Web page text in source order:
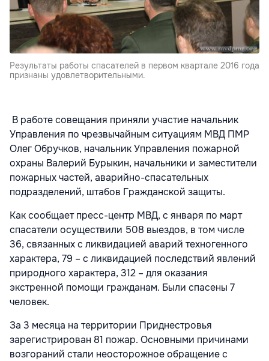
Результаты работы спасателей в первом квартале 2016 года
признаны удовлетворительными.
В работе совещания приняли участие начальник
Управления по чрезвычайным ситуациям МВД ПМР
Олег Обручков, начальник Управления пожарной
охраны Валерий Бурыкин, начальники и заместители
пожарных частей, аварийно-спасательных
подразделений, штабов Гражданской защиты.
Как сообщает пресс-центр МВД, с января по март
спасатели осуществили 508 выездов, в том числе
36, связанных с ликвидацией аварий техногенного
характера, 79 – с ликвидацией последствий явлений
природного характера, 312 – для оказания
экстренной помощи гражданам. Были спасены 7
человек.
За 3 месяца на территории Приднестровья
зарегистрирован 81 пожар. Основными причинами
возгораний стали неосторожное обращение с